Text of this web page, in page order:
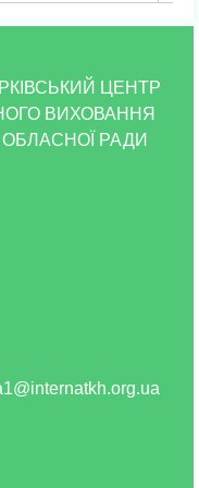
ЦЕНТР
ВИХОВАННЯ
ОБЛАСНОЇ РАДИ